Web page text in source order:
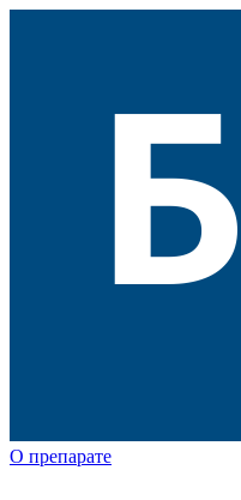
О препарате